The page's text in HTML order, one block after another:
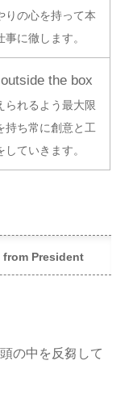
りの心を持って本
に徹します。
the box
られるよう最大限
持ち常に創意と工
ていきます。
from President
の中を反芻して